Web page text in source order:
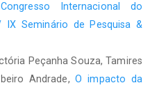
Internacional do
Seminário de Pesquisa &
Peçanha Souza, Tamires
Andrade,O impacto da